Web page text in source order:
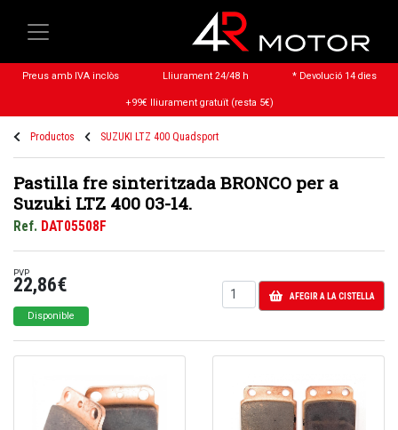
Preus amb IVA inclòs Lliurament 24/48 h * Devolució 14 dies
+99€ lliurament gratuït (resta 5€)
Productos SUZUKI LTZ 400 Quadsport
Pastilla fre sinteritzada BRONCO per a
Suzuki LTZ 400 03-14.
Ref. DAT05508F
PVP
22,86€
Disponible
AFEGIR A LA CISTELLA